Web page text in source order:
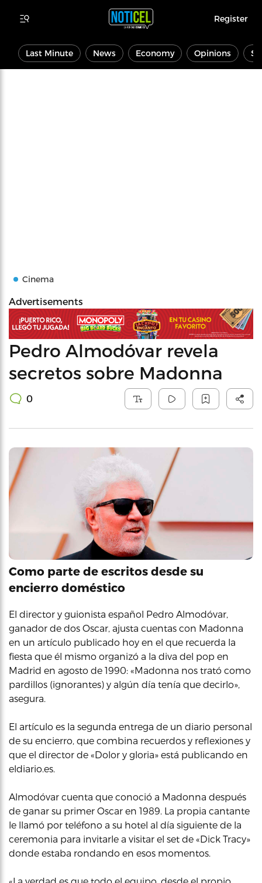
Register
Last Minute News Economy Opinions
Cinema
Advertisements
Pedro Almodóvar revela
secretos sobre Madonna
0
Como parte de escritos desde su
encierro doméstico
El director y guionista español Pedro Almodóvar,
ganador de dos Oscar, ajusta cuentas con Madonna
en un artículo publicado hoy en el que recuerda la
fiesta que él mismo organizó a la diva del pop en
Madrid en agosto de 1990: «Madonna nos trató como
pardillos (ignorantes) y algún día tenía que decirlo»,
asegura.
El artículo es la segunda entrega de un diario personal
de su encierro, que combina recuerdos y reflexiones y
que el director de «Dolor y gloria» está publicando en
eldiario.es.
Almodóvar cuenta que conoció a Madonna después
de ganar su primer Oscar en 1989. La propia cantante
le llamó por teléfono a su hotel al día siguiente de la
ceremonia para invitarle a visitar el set de «Dick Tracy»
donde estaba rondando en esos momentos.
«La verdad es que todo el equipo, desde el propio